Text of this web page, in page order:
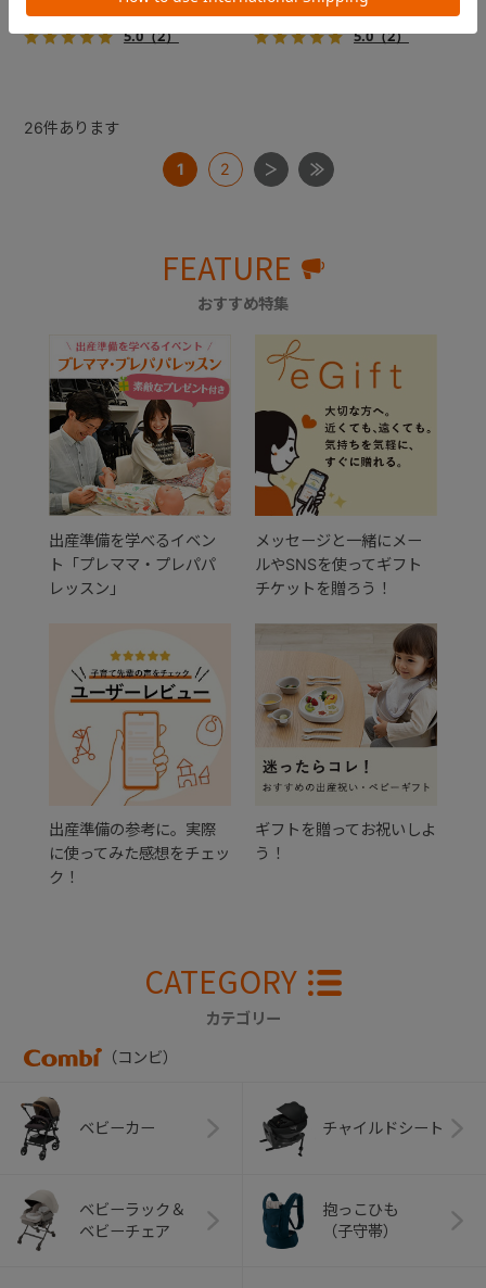
を防止！キャリー部前面にメ
ッシュがプラスされた通気性
￥39,600
5.0（2）
を防止！キャリー部前面にメ
ッシュがプラスされた通気性
￥39,600
5.0（2）
26件あります
1 2
FEATURE
おすすめ特集
出産準備を学べるイベン
ト「プレママ・プレパパ
レッスン」
メッセージと一緒にメー
ルやSNSを使ってギフト
チケットを贈ろう！
出産準備の参考に。実際
に使ってみた感想をチェッ
ク！
ギフトを贈ってお祝いしよ
う！
CATEGORY
カテゴリー
（コンビ）
ベビーカー チャイルドシート
ベビーラック＆
ベビーチェア
抱っこひも
（子守帯）